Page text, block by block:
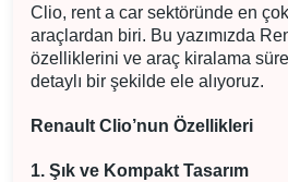
Clio, rent a car sektöründe en
araçlardan biri. Bu yazımızda
özelliklerini ve araç kiralama
detaylı bir şekilde ele alıyoruz.
Renault Clio’nun Özellikleri
1. Şık ve Kompakt Tasarım